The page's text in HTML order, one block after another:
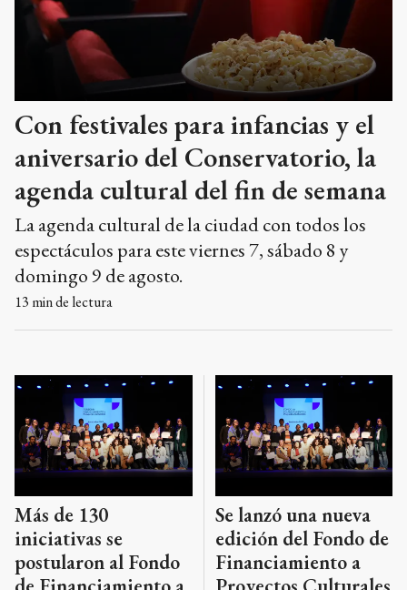
Con festivales para infancias y el
aniversario del Conservatorio, la
agenda cultural del fin de semana
La agenda cultural de la ciudad con todos los
espectáculos para este viernes 7, sábado 8 y
domingo 9 de agosto.
13 min de lectura
Más de 130
iniciativas se
postularon al Fondo
Se lanzó una nueva
edición del Fondo de
Financiamiento a